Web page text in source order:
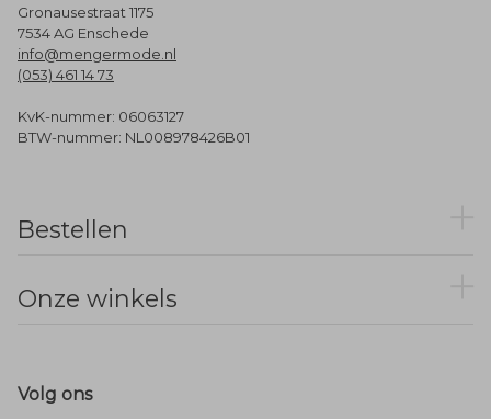
Gronausestraat 1175
7534 AG Enschede
info@mengermode.nl
(053) 461 14 73
KvK-nummer: 06063127
BTW-nummer: NL008978426B01
Bestellen
Onze winkels
Volg ons